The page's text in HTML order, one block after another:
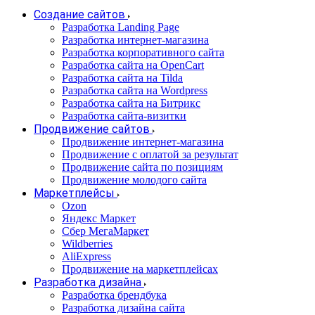
Создание сайтов
Разработка Landing Page
Разработка интернет-магазина
Разработка корпоративного сайта
Разработка сайта на OpenCart
Разработка сайта на Tilda
Разработка сайта на Wordpress
Разработка сайта на Битрикс
Разработка сайта-визитки
Продвижение сайтов
Продвижение интернет-магазина
Продвижение с оплатой за результат
Продвижение сайта по позициям
Продвижение молодого сайта
Маркетплейсы
Ozon
Яндекс Маркет
Сбер МегаМаркет
Wildberries
AliExpress
Продвижение на маркетплейсах
Разработка дизайна
Разработка брендбука
Разработка дизайна сайта